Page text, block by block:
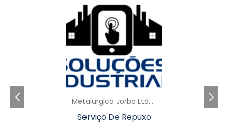
é um dos fatores que mais impacta a
durabilidade e eficiência dos projetos.
Materiais de alta qualidade não apenas
garantem a integridade estrutural do prédio,
mas também reduzem custos com
manutenção a longo prazo. Empresas que
investem em bons fornecedores têm a
oportunidade de oferecer um serviço superior
e diferenciado.
Metalurgica Jorba Ltda - SP
Serviço De Repuxo